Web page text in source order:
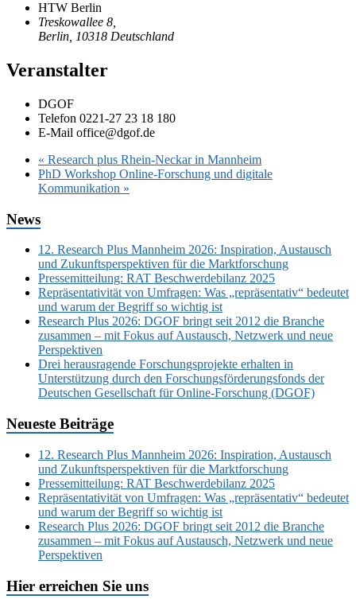
HTW Berlin
Treskowallee 8,
Berlin 10318 Deutschland
Veranstalter
DGOF
Telefon 0221-27 23 18 180
E-Mail office@dgof.de
« Research plus Rhein-Neckar in Mannheim
PhD Workshop Online-Forschung und digitale
Kommunikation »
News
12. Research Plus Mannheim 2026: Inspiration, Austausch
und Zukunftsperspektiven für die Marktforschung
Pressemitteilung: RAT Beschwerdebilanz 2025
Repräsentativität von Umfragen: Was „repräsentativ“ bedeutet
und warum der Begriff so wichtig ist
Research Plus 2026: DGOF bringt seit 2012 die Branche
zusammen – mit Fokus auf Austausch, Netzwerk und neue
Perspektiven
Drei herausragende Forschungsprojekte erhalten in
Unterstützung durch den Forschungsförderungsfonds der
Deutschen Gesellschaft für Online-Forschung (DGOF)
Neueste Beiträge
12. Research Plus Mannheim 2026: Inspiration, Austausch
und Zukunftsperspektiven für die Marktforschung
Pressemitteilung: RAT Beschwerdebilanz 2025
Repräsentativität von Umfragen: Was „repräsentativ“ bedeutet
und warum der Begriff so wichtig ist
Research Plus 2026: DGOF bringt seit 2012 die Branche
zusammen – mit Fokus auf Austausch, Netzwerk und neue
Perspektiven
Hier erreichen Sie uns